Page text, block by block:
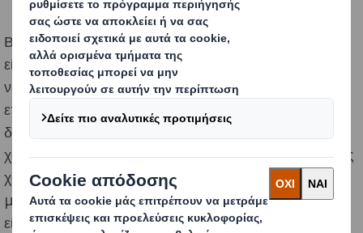
Βασική μας προτεραιότητα για τη διαχείριση του νερού
είναι η ποιότητα. Στην DS Smith, πάνω από το 80% του
νερού που αντλούμε για τους δικούς μας σκοπούς
επιστρέφεται για επεξεργασία μέσω της δικής μας ή της
δημοτικής επεξεργασίας λυμάτων. Το υπόλοιπο νερό
χάνεται από την εξάτμιση κατά τη διαδικασία παραγωγής
χαρτιού ή μέσω της αραίωσης του αμύλου. Ο
μεγαλύτερος καταναλωτής νερού στην επιχείρησή μας
είναι ο τομέας χαρτιού, όπου χρησιμοποιούμε